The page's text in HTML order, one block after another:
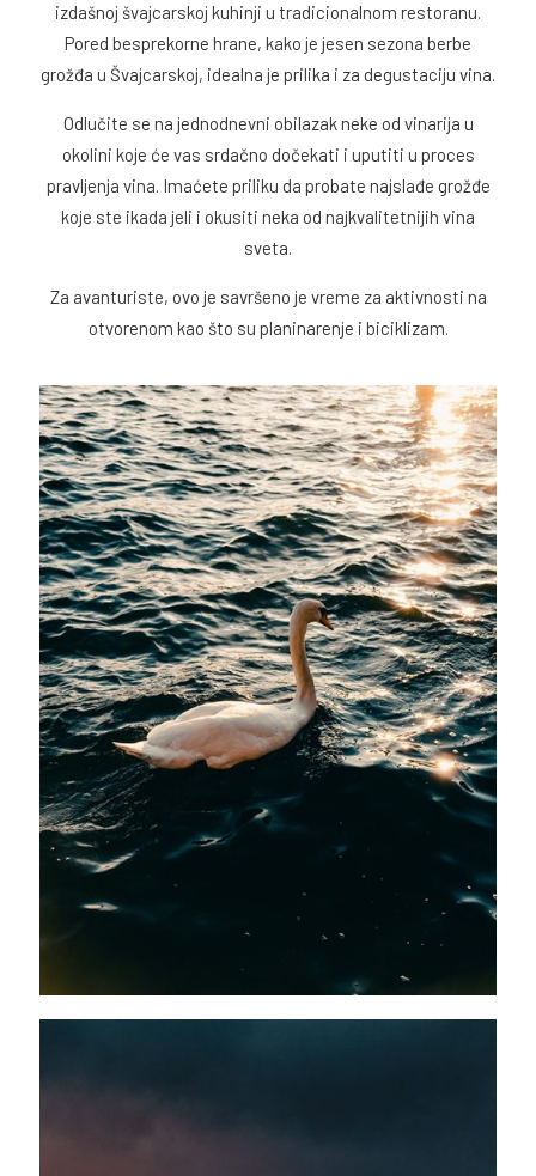
izdašnoj švajcarskoj kuhinji u tradicionalnom restoranu.
Pored besprekorne hrane, kako je jesen sezona berbe
grožđa u Švajcarskoj, idealna je prilika i za degustaciju vina.
Odlučite se na jednodnevni obilazak neke od vinarija u
okolini koje će vas srdačno dočekati i uputiti u proces
pravljenja vina. Imaćete priliku da probate najslađe grožđe
koje ste ikada jeli i okusiti neka od najkvalitetnijih vina
sveta.
Za avanturiste, ovo je savršeno je vreme za aktivnosti na
otvorenom kao što su planinarenje i biciklizam.